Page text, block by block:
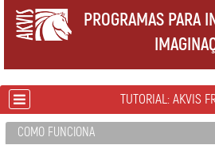
PROGRAMAS PARA
TUTORIAL: AKVIS
COMO FUNCIONA